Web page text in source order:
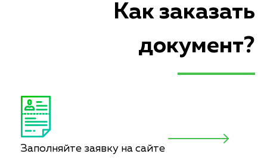
Как заказать
документ?
Заполняйте заявку на сайте